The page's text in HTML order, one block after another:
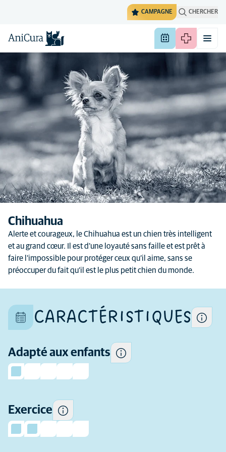
CAMPAGNE CHERCHER
Chihuahua
Alerte et courageux, le Chihuahua est un chien très intelligent
et au grand cœur. Il est d’une loyauté sans faille et est prêt à
faire l’impossible pour protéger ceux qu’il aime, sans se
préoccuper du fait qu’il est le plus petit chien du monde.
CARACTÉRISTIQUES
Adapté aux enfants
Exercice
unique et ses caractéristiques
diffèrent aussi au sein d'une
même race
Certains chiens ont tendance
à être plus enjoués et
sociables avec les enfants et
plus tolérants que d'autres à
quotidiennement.
De quelle expérience
préalable (en tant que
propriétaire de chien) avez-
d'envisager d'adopter cette
race ?